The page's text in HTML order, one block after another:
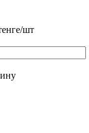
/шт